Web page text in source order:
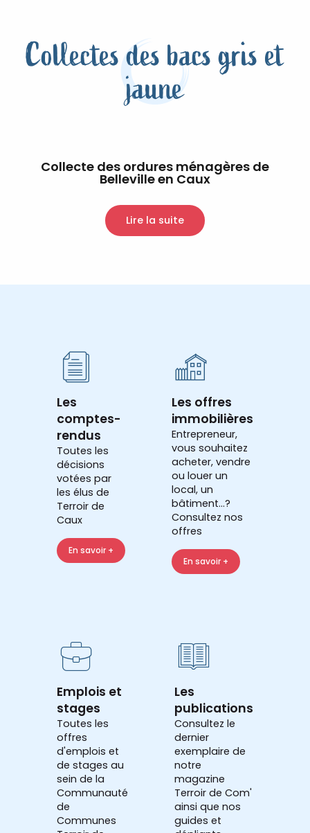
Collectes des bacs gris et
jaune
Collecte des ordures ménagères de
Belleville en Caux
Lire la suite
Les
comptes-
rendus
Toutes les
décisions
votées par
les élus de
Terroir de
Caux
En savoir +
Les offres
immobilières
Entrepreneur,
vous souhaitez
acheter, vendre
ou louer un
local, un
bâtiment...?
Consultez nos
offres
En savoir +
Emplois et
stages
Toutes les
offres
d'emplois et
de stages au
sein de la
Communauté
de
Communes
Les
publications
Consultez le
dernier
exemplaire de
notre
magazine
Terroir de Com'
ainsi que nos
guides et